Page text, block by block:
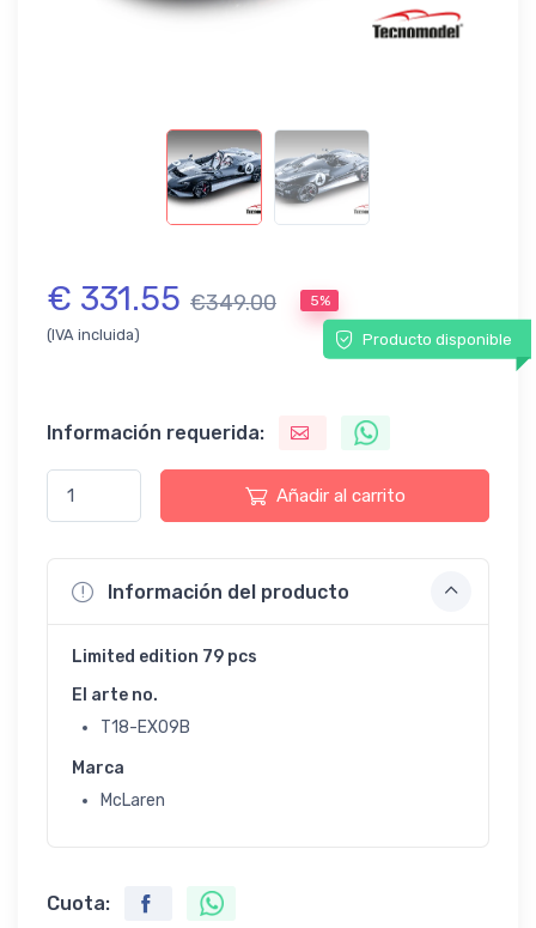
€ 331.55 €349.00 5%
(IVA incluida) Producto disponible
Información requerida:
Añadir al carrito
Información del producto
Limited edition 79 pcs
El arte no.
T18-EX09B
Marca
McLaren
Cuota: